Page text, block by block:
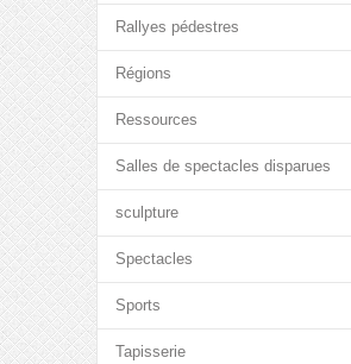
Rallyes pédestres
Régions
Ressources
Salles de spectacles disparues
sculpture
Spectacles
Sports
Tapisserie